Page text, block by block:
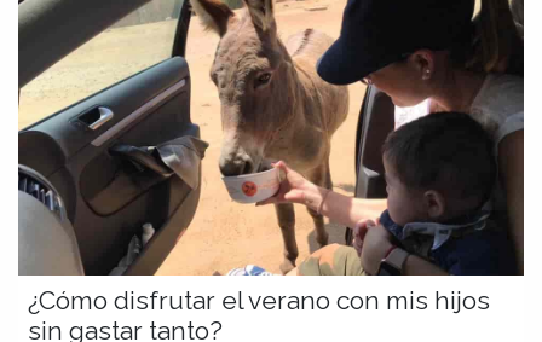
¿Cómo disfrutar el verano con mis hijos
sin gastar tanto?